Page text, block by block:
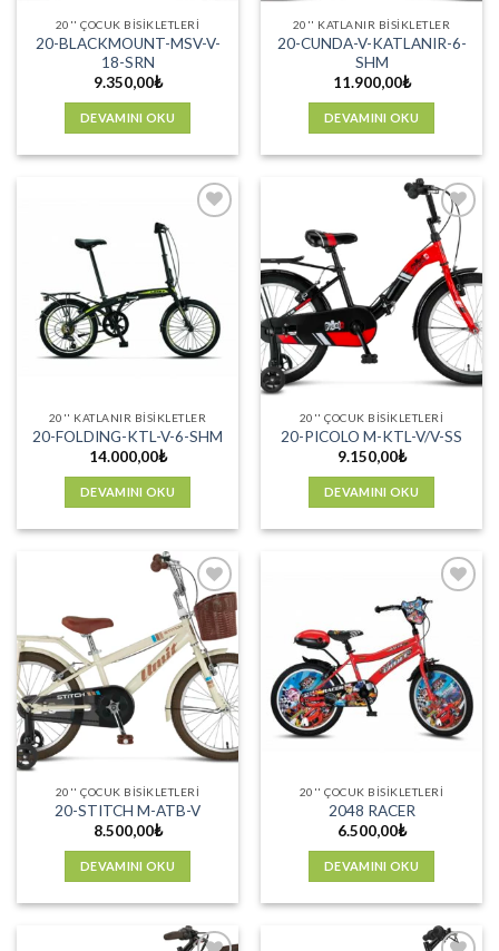
20'' ÇOCUK BISIKLETLERI
20-BLACKMOUNT-MSV-V-
18-SRN
9.350,00₺
DEVAMINI OKU
20'' KATLANIR BISIKLETLER
20-CUNDA-V-KATLANIR-6-
SHM
11.900,00₺
DEVAMINI OKU
Favorilere
20'' KATLANIR BISIKLETLER
20-FOLDING-KTL-V-6-SHM
14.000,00₺
DEVAMINI OKU
Favorilere
Ekle
20'' ÇOCUK BISIKLETLERI
20-PICOLO M-KTL-V/V-SS
9.150,00₺
DEVAMINI OKU
Favorilere
Ekle
20'' ÇOCUK BISIKLETLERI
20-STITCH M-ATB-V
8.500,00₺
DEVAMINI OKU
Favorilere
Ekle
20'' ÇOCUK BISIKLETLERI
2048 RACER
6.500,00₺
DEVAMINI OKU